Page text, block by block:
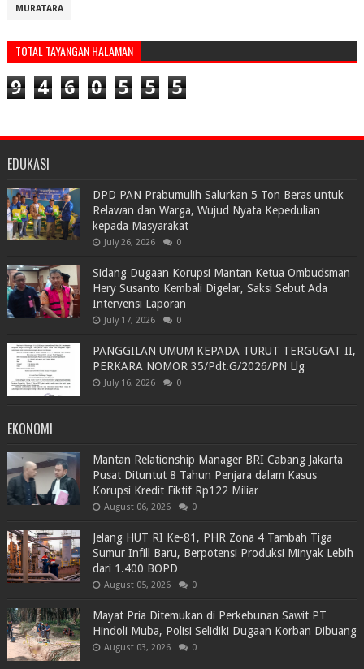
MURATARA
TOTAL TAYANGAN HALAMAN
9 4 6 0 5 5 5
EDUKASI
DPD PAN Prabumulih Salurkan 5 Ton Beras untuk
Relawan dan Warga, Wujud Nyata Kepedulian
kepada Masyarakat
July 26, 2026 0
Sidang Dugaan Korupsi Mantan Ketua Ombudsman
Hery Susanto Kembali Digelar, Saksi Sebut Ada
Intervensi Laporan
July 17, 2026 0
PANGGILAN UMUM KEPADA TURUT TERGUGAT II,
PERKARA NOMOR 35/Pdt.G/2026/PN Llg
July 16, 2026 0
EKONOMI
Mantan Relationship Manager BRI Cabang Jakarta
Pusat Dituntut 8 Tahun Penjara dalam Kasus
Korupsi Kredit Fiktif Rp122 Miliar
August 06, 2026 0
Jelang HUT RI Ke-81, PHR Zona 4 Tambah Tiga
Sumur Infill Baru, Berpotensi Produksi Minyak Lebih
dari 1.400 BOPD
August 05, 2026 0
Mayat Pria Ditemukan di Perkebunan Sawit PT
Hindoli Muba, Polisi Selidiki Dugaan Korban Dibuang
August 03, 2026 0